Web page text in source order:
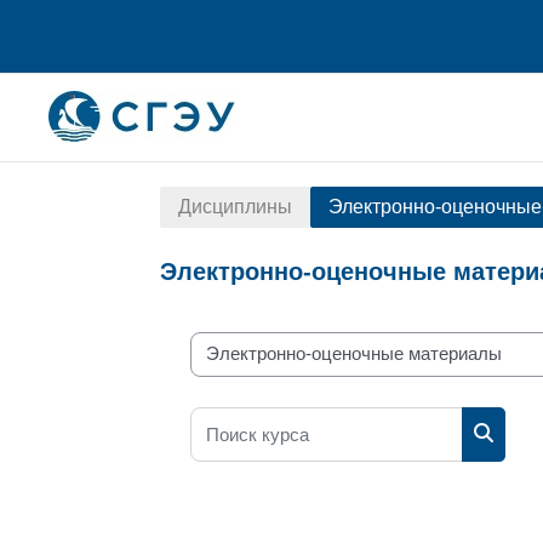
Дисциплины Электронно-
Электронно-оценочные
Разделы каталога
Поиск курса
Поиск